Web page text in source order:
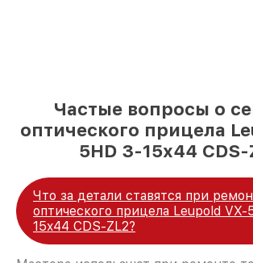
Частые вопросы о
оптического прицела
5HD 3-15x44 CDS-
Что за детали ставятся при
оптического прицела Leupold
15x44 CDS-ZL2?